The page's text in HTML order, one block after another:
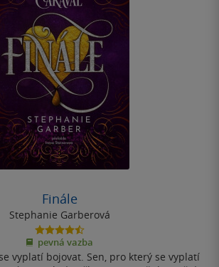
Finále
Stephanie Garberová
4.5
z
5
pevná vazba
vyplatí bojovat. Sen, pro který se vyplatí